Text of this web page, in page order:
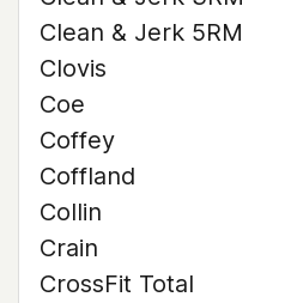
Clean & Jerk 5RM
Clovis
Coe
Coffey
Coffland
Collin
Crain
CrossFit Total